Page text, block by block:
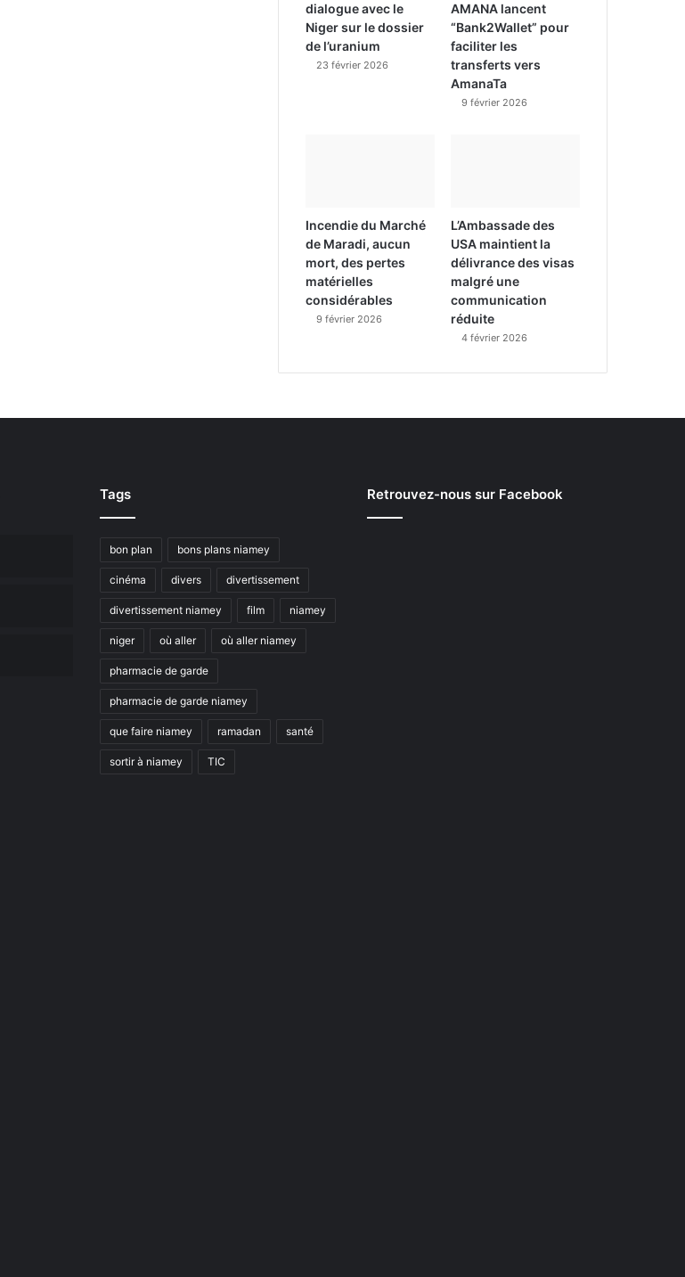
dialogue avec le
Niger sur le dossier
de l’uranium
23 février 2026
AMANA lancent
“Bank2Wallet” pour
faciliter les
transferts vers
AmanaTa
9 février 2026
Incendie du Marché
de Maradi, aucun
mort, des pertes
matérielles
considérables
9 février 2026
L’Ambassade des
USA maintient la
délivrance des visas
malgré une
communication
réduite
4 février 2026
Tags
bon plan bons plans niamey
cinéma divers divertissement
divertissement niamey film niamey
niger où aller où aller niamey
pharmacie de garde
pharmacie de garde niamey
que faire niamey ramadan santé
sortir à niamey TIC
Retrouvez-nous sur Facebook